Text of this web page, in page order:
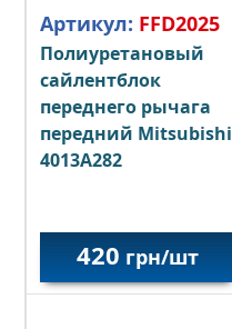
Артикул: FFD2025
Полиуретановый
сайлентблок
переднего рычага
передний Mitsubishi
4013A282
420 грн/шт